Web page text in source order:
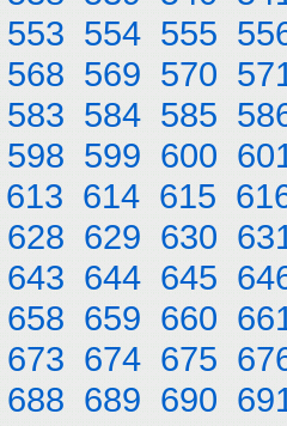
553 554 555
568 569 570
583 584 585
598 599 600
613 614 615
628 629 630
643 644 645
658 659 660
673 674 675
688 689 690